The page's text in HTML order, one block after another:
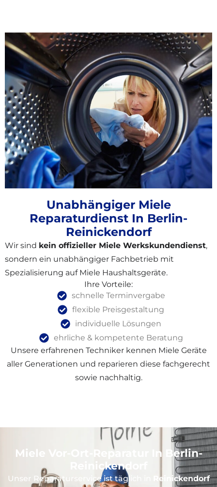
Unabhängiger Miele
Reparaturdienst In Berlin-
Reinickendorf
Wir sind kein offizieller Miele Werkskundendienst,
sondern ein unabhängiger Fachbetrieb mit
Spezialisierung auf Miele Haushaltsgeräte.
Ihre Vorteile:
schnelle Terminvergabe
flexible Preisgestaltung
individuelle Lösungen
ehrliche & kompetente Beratung
Unsere erfahrenen Techniker kennen Miele Geräte
aller Generationen und reparieren diese fachgerecht
sowie nachhaltig.
Miele Vor-Ort-Reparatur In Berlin-
Reinickendorf
Unser Reparaturservice ist täglich in
Reinickendorf